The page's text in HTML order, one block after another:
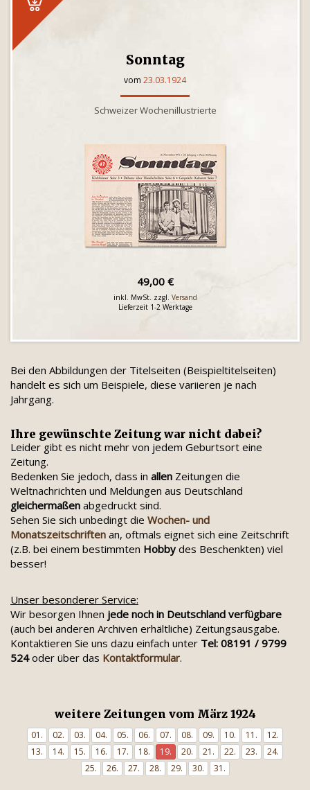
Sonntag
vom 23.03.1924
Schweizer Wochenillustrierte
49,00 €
inkl. MwSt. zzgl. Versand
Lieferzeit 1-2 Werktage
Bei den Abbildungen der Titelseiten (Beispieltitelseiten)
handelt es sich um Beispiele, diese variieren je nach
Jahrgang.
Ihre gewünschte Zeitung war nicht dabei?
Leider gibt es nicht mehr von jedem Geburtsort eine
Zeitung.
Bedenken Sie jedoch, dass in allen Zeitungen die
Weltnachrichten und Meldungen aus Deutschland
gleichermaßen abgedruckt sind.
Sehen Sie sich unbedingt die Wochen- und
Monatszeitschriften an, oftmals eignet sich eine Zeitschrift
(z.B. bei einem bestimmten Hobbydes Beschenkten) viel
besser!
Unser besonderer Service:
Wir besorgen Ihnen jede noch in Deutschland verfügbare
(auch bei anderen Archiven erhältliche) Zeitungsausgabe.
Kontaktieren Sie uns dazu einfach unter Tel: 08191 / 9799
524oder über das Kontaktformular.
weitere Zeitungen vom März 1924
01. 02. 03. 04. 05. 06. 07. 08. 09. 10. 11.
12.
13.
14. 15. 16. 17. 18. 19. 20. 21. 22. 23.
24.
25.
26. 27. 28. 29. 30. 31.